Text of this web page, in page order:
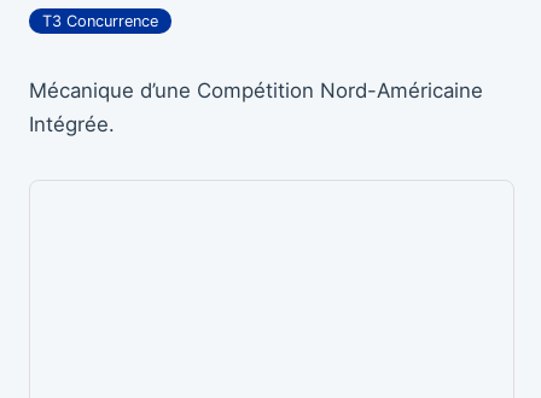
T3 Concurrence
Mécanique d’une Compétition Nord-Américaine
Intégrée.